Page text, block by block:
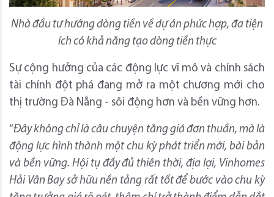
Nhà đầu tư hướng dòng tiền vềdự án phức hợp, đa tiện
ích có khả năng tạo dòng tiền thực
Sự cộng hưởng của các động lực vĩ mô và chính sách
tài chính đột phá đang mở ra một chương mới cho
thị trường Đà Nẵng - sôi động hơn và bền vững hơn.
“Đây không chỉ là câu chuyện tăng giá đơn thuần, mà là
động lực hình thành một chu kỳ phát triển mới, bài bản
và bền vững. Hội tụ đầy đủ thiên thời, địa lợi, Vinhomes
Hải Vân Bay sở hữu nền tảng rất tốt để bước vào chu kỳ